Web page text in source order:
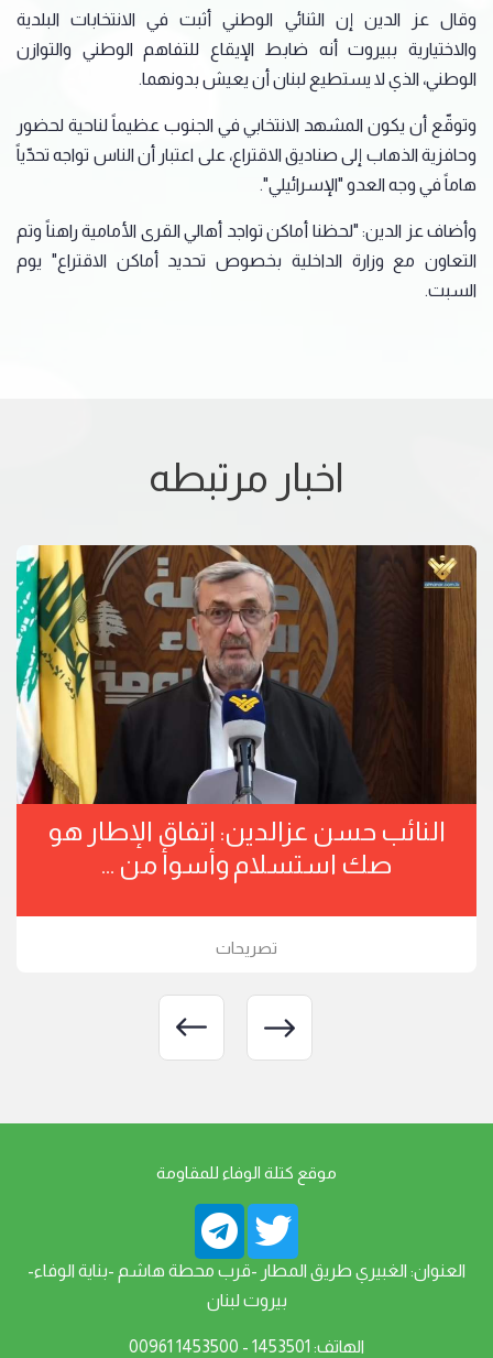
وقال عز الدين إن الثنائي الوطني أثبت في الانتخابات البلدية
والاختيارية ببيروت أنه ضابط الإيقاع للتفاهم الوطني والتوازن
الوطني، الذي لا يستطيع لبنان أن يعيش بدونهما.
وتوقّع أن يكون المشهد الانتخابي في الجنوب عظيماً لناحية لحضور
وحافزية الذهاب إلى صناديق الاقتراع، على اعتبار أن الناس تواجه تحدّياً
هاماً في وجه العدو "الإسرائيلي".
وأضاف عز الدين: "لحظنا أماكن تواجد أهالي القرى الأمامية راهناً وتم
التعاون مع وزارة الداخلية بخصوص تحديد أماكن الاقتراع" يوم
السبت.
اخبار مرتبطه
النائب حسن عزالدين: اتفاق الإطار هو
صك استسلام وأسوأ من ...
تصريحات
موقع كتلة الوفاء للمقاومة
العنوان: الغبيري طريق المطار -قرب محطة هاشم -بناية الوفاء-
بيروت لبنان
الهاتف: 1453501 - 1453500 00961